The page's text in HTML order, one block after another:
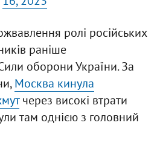
ролі російських
раніше
оборони України. За
Москва кинула
через високі втрати
там однією з головний